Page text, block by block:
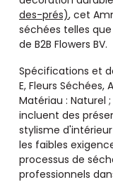
des-prés), cet
séchées telles
de B2B Flowers BV.
Spécifications et
E, Fleurs
Matériau : Naturel
incluent des
stylisme
les faibles
processus de
professionnels